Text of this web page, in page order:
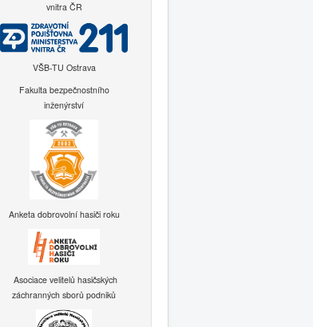
vnitra ČR
VŠB-TU Ostrava
Fakulta bezpečnostního
inženýrství
Anketa dobrovolní hasiči roku
Asociace velitelů hasičských
záchranných sborů podniků